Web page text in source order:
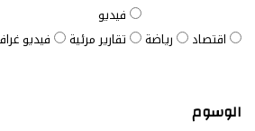
اقتصاد رياضة
فيديو
تقارير مرئية
فيديو
الوسوم